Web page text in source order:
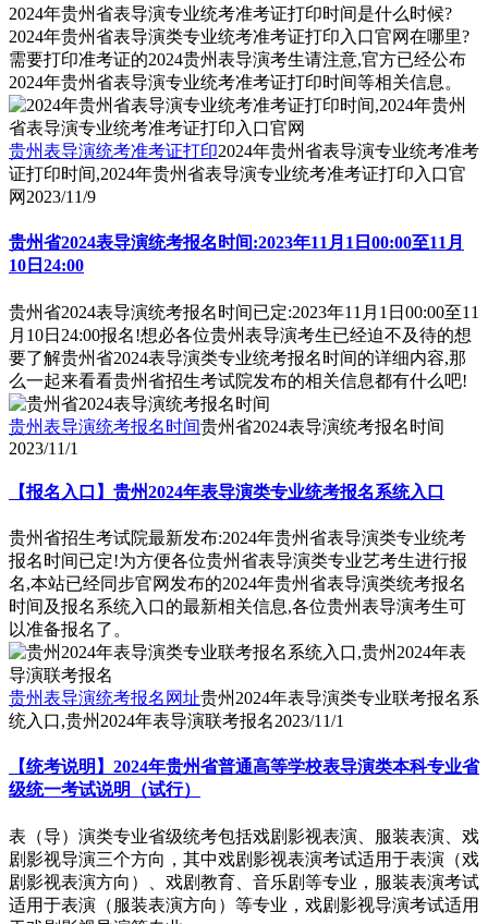
2024年贵州省表导演专业统考准考证打印时间是什么时候?
2024年贵州省表导演类专业统考准考证打印入口官网在哪里?
需要打印准考证的2024贵州表导演考生请注意,官方已经公布
2024年贵州省表导演专业统考准考证打印时间等相关信息。
贵州表导演统考准考证打印2024年贵州省表导演专业统考准考
证打印时间,2024年贵州省表导演专业统考准考证打印入口官
网 2023/11/9
贵州省2024表导演统考报名时间:2023年11月1日00:00至11月
10日24:00
贵州省2024表导演统考报名时间已定:2023年11月1日00:00至11
月10日24:00报名!想必各位贵州表导演考生已经迫不及待的想
要了解贵州省2024表导演类专业统考报名时间的详细内容,那
么一起来看看贵州省招生考试院发布的相关信息都有什么吧!
贵州表导演统考报名时间贵州省2024表导演统考报名时间
2023/11/1
【报名入口】贵州2024年表导演类专业统考报名系统入口
贵州省招生考试院最新发布:2024年贵州省表导演类专业统考
报名时间已定!为方便各位贵州省表导演类专业艺考生进行报
名,本站已经同步官网发布的2024年贵州省表导演类统考报名
时间及报名系统入口的最新相关信息,各位贵州表导演考生可
以准备报名了。
贵州表导演统考报名网址贵州2024年表导演类专业联考报名系
统入口,贵州2024年表导演联考报名2023/11/1
【统考说明】2024年贵州省普通高等学校表导演类本科专业省
级统一考试说明（试行）
表（导）演类专业省级统考包括戏剧影视表演、服装表演、戏
剧影视导演三个方向，其中戏剧影视表演考试适用于表演（戏
剧影视表演方向）、戏剧教育、音乐剧等专业，服装表演考试
适用于表演（服装表演方向）等专业，戏剧影视导演考试适用